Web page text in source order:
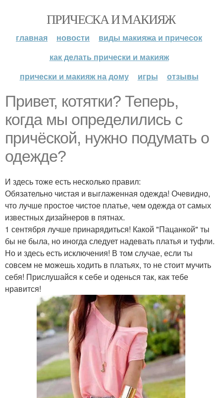
ПРИЧЕСКА И МАКИЯЖ
главная новости
виды макияжа и причесок
как делать прически и макияж
прически и макияж на дому
игры отзывы
Привет, котятки? Теперь,
когда мы определились с
причёской, нужно подумать о
одежде?
И здесь тоже есть несколько правил:
Обязательно чистая и выглаженная одежда! Очевидно,
что лучше простое чистое платье, чем одежда от самых
известных дизайнеров в пятнах.
1 сентября лучше принарядиться! Какой "Пацанкой" ты
бы не была, но иногда следует надевать платья и туфли.
Но и здесь есть исключения! В том случае, если ты
совсем не можешь ходить в платьях, то не стоит мучить
себя! Прислушайся к себе и оденься так, как тебе
нравится!